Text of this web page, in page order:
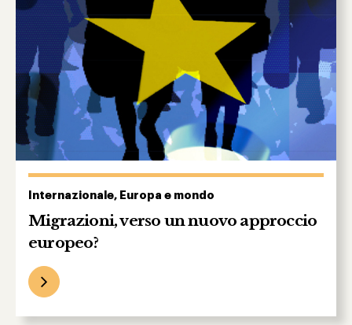
Internazionale, Europa e mondo
Migrazioni, verso un nuovo approccio
europeo?